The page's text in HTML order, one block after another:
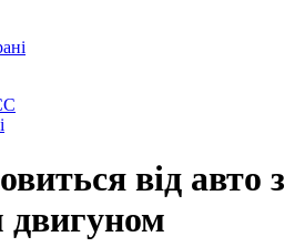
від авто з
двигуном